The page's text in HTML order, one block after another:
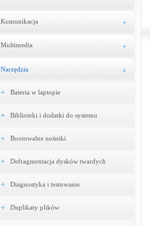
Komunikacja
Multimedia
Narzędzia
Bateria w laptopie
Biblioteki i dodatki do systemu
Bootowalne nośniki
Defragmentacja dysków twardych
Diagnostyka i testowanie
Duplikaty plików